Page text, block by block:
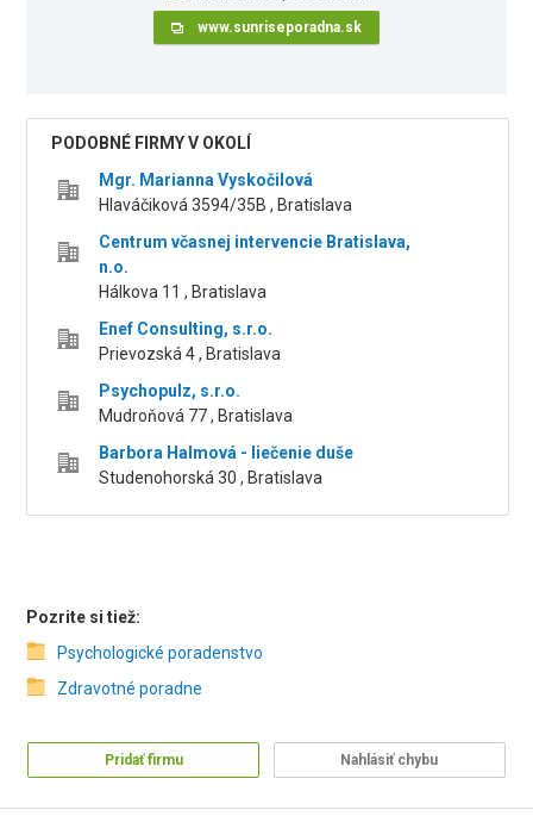
www.sunriseporadna.sk
PODOBNÉ FIRMY V OKOLÍ
Mgr. Marianna Vyskočilová
Hlaváčiková 3594/35B , Bratislava
Centrum včasnej intervencie Bratislava,
n.o.
Hálkova 11 , Bratislava
Enef Consulting, s.r.o.
Prievozská 4 , Bratislava
Psychopulz, s.r.o.
Mudroňová 77 , Bratislava
Barbora Halmová - liečenie duše
Studenohorská 30 , Bratislava
Pozrite si tiež:
Psychologické poradenstvo
Zdravotné poradne
Pridať firmu Nahlásiť chybu